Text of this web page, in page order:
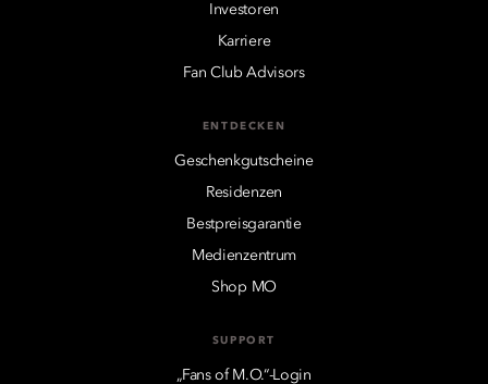
Investoren
Karriere
Fan Club Advisors
ENTDECKEN
Geschenkgutscheine
Residenzen
Bestpreisgarantie
Medienzentrum
Shop MO
SUPPORT
„Fans of M.O.“-Login